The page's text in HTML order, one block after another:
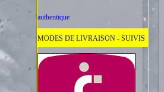
authentique
MODES DE LIVRAISON - SUIVIS